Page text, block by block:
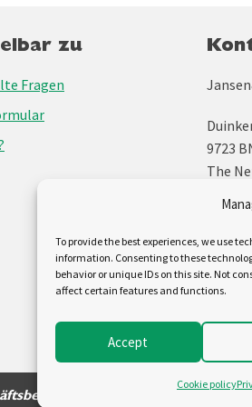
To provide the best experiences, we use
information. Consenting to these
behavior or unique IDs on this site. Not
affect certain features and functions.
Accept
Cookie policy
zu
Fragen
9723
The
+31
Uns